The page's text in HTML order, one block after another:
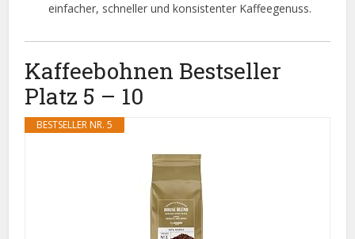
einfacher, schneller und konsistenter Kaffeegenuss.
Kaffeebohnen Bestseller
Platz 5 – 10
BESTSELLER NR. 5